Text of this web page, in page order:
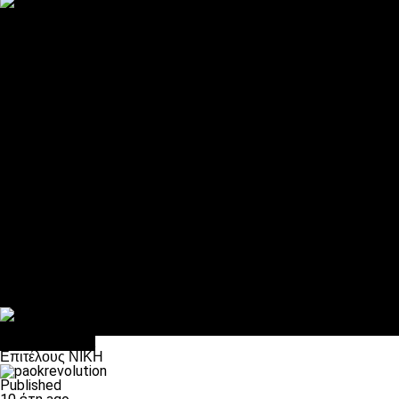
Επιτέλους ΝΙΚΗ
Published